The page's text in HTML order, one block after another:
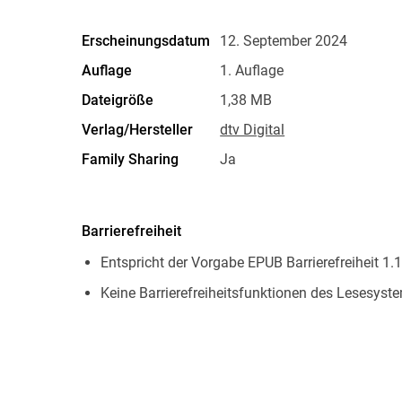
Erscheinungsdatum 12. September 2024
Auflage
1. Auflage
Dateigröße
1,38 MB
Verlag/Hersteller
dtv Digital
Family Sharing
Ja
Barrierefreiheit
Entspricht der Vorgabe EPUB Barrierefreiheit 1.1
Keine Barrierefreiheitsfunktionen des